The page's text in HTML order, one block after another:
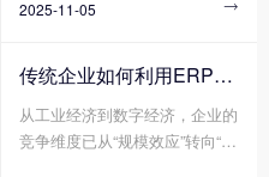
规漏洞、库存积压等问题，轻则
存。在此背景下，乐动平台网站
登录入口_乐动（中国） 作为企
业数字化转型的基石，凭借其数
据整合、流程标准化与实时监控
2025-11-05 
传统企业如何利用ERP系统重塑竞争力?
从工业经济到数字经济，企业的
竞争维度已从“规模效应”转向“敏